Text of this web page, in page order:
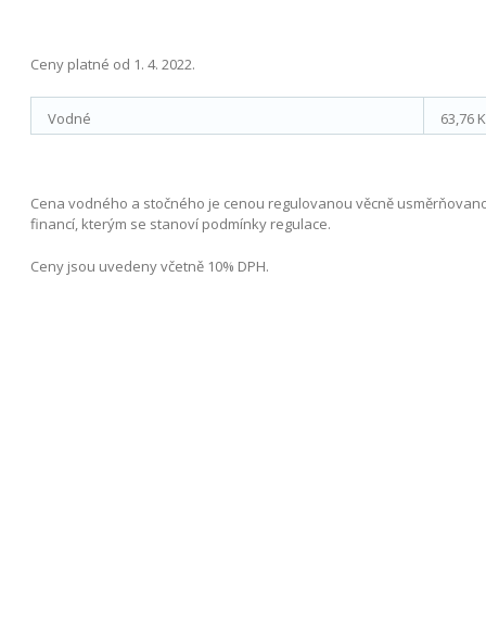
Ceny platné od 1. 4. 2022.
Vodné 63,76
Cena vodného a stočného je cenou regulovanou věcně
financí, kterým se stanoví podmínky regulace.
Ceny jsou uvedeny včetně 10% DPH.